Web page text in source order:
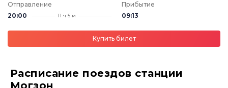
Отправление
20:00
11 ч 5 м
Прибытие
09:13
Купить билет
Расписание поездов станции
Могзон